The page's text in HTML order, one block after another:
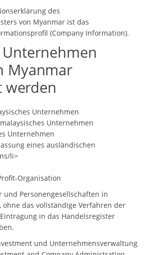
des
von Myanmar ist das
(Company Information).
Myanmar
werden
Unternehmen
Unternehmen
Unternehmen
eines ausländischen
li>
Organisation
und Personengesellschaften in
ohne das vollständige Verfahren der
in das Handelsregister
und Unternehmensverwaltung